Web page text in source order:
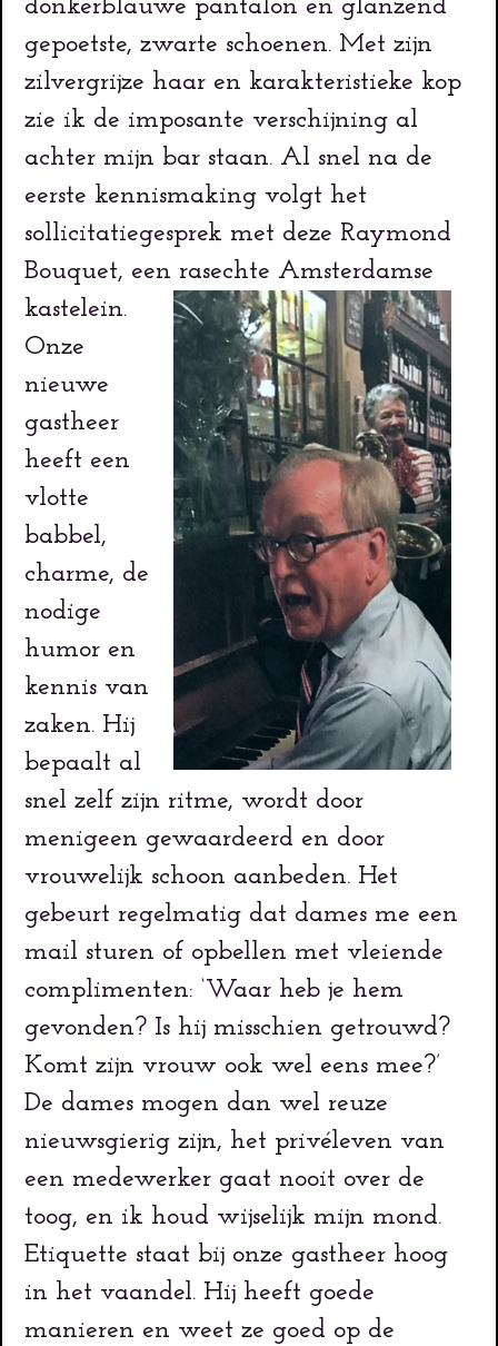
donkerblauwe pantalon en glanzend
gepoetste, zwarte schoenen. Met zijn
zilvergrijze haar en karakteristieke kop
zie ik de imposante verschijning al
achter mijn bar staan. Al snel na de
eerste kennismaking volgt het
sollicitatiegesprek met deze Raymond
Bouquet, een rasechte Amsterdamse
kastelein.
Onze
nieuwe
gastheer
heeft een
vlotte
babbel,
charme, de
nodige
humor en
kennis van
zaken. Hij
bepaalt al
snel zelf zijn ritme, wordt door
menigeen gewaardeerd en door
vrouwelijk schoon aanbeden. Het
gebeurt regelmatig dat dames me een
mail sturen of opbellen met vleiende
complimenten: ‘Waar heb je hem
gevonden? Is hij misschien getrouwd?
Komt zijn vrouw ook wel eens mee?’
De dames mogen dan wel reuze
nieuwsgierig zijn, het privéleven van
een medewerker gaat nooit over de
toog, en ik houd wijselijk mijn mond.
Etiquette staat bij onze gastheer hoog
in het vaandel. Hij heeft goede
manieren en weet ze goed op de